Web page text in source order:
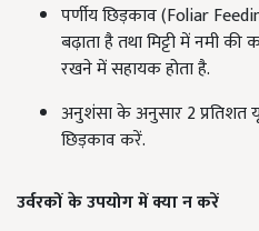
पर्णीय छिड़काव (Foliar
बढ़ाता है तथा मिट्टी में नमी
रखने में सहायक होता है.
अनुशंसा के अनुसार 2 प्रतिशत
छिड़काव करें.
उर्वरकों के उपयोग में क्या न करें